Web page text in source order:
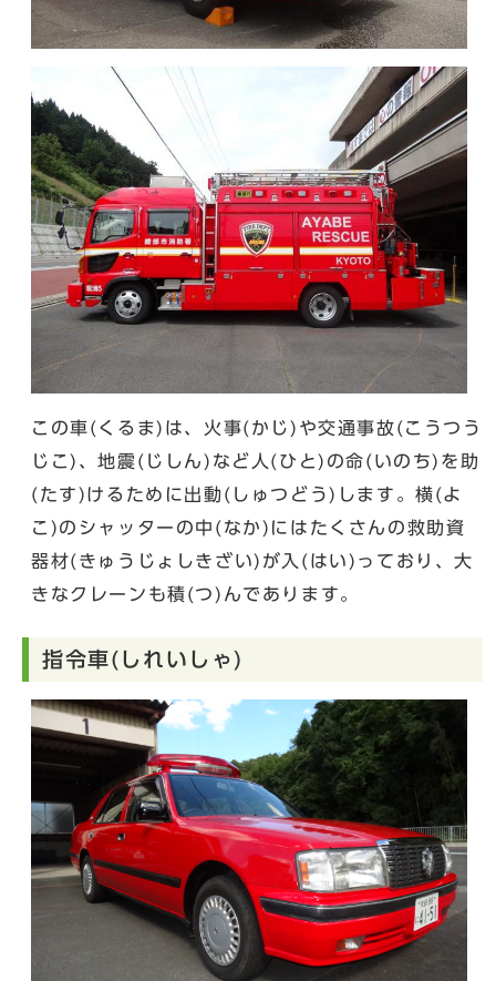
この車(くるま)は、火事(かじ)や交通事故(こうつう
じこ)、地震(じしん)など人(ひと)の命(いのち)を助
(たす)けるために出動(しゅつどう)します。横(よ
こ)のシャッターの中(なか)にはたくさんの救助資
器材(きゅうじょしきざい)が入(はい)っており、大
きなクレーンも積(つ)んであります。
指令車(しれいしゃ)